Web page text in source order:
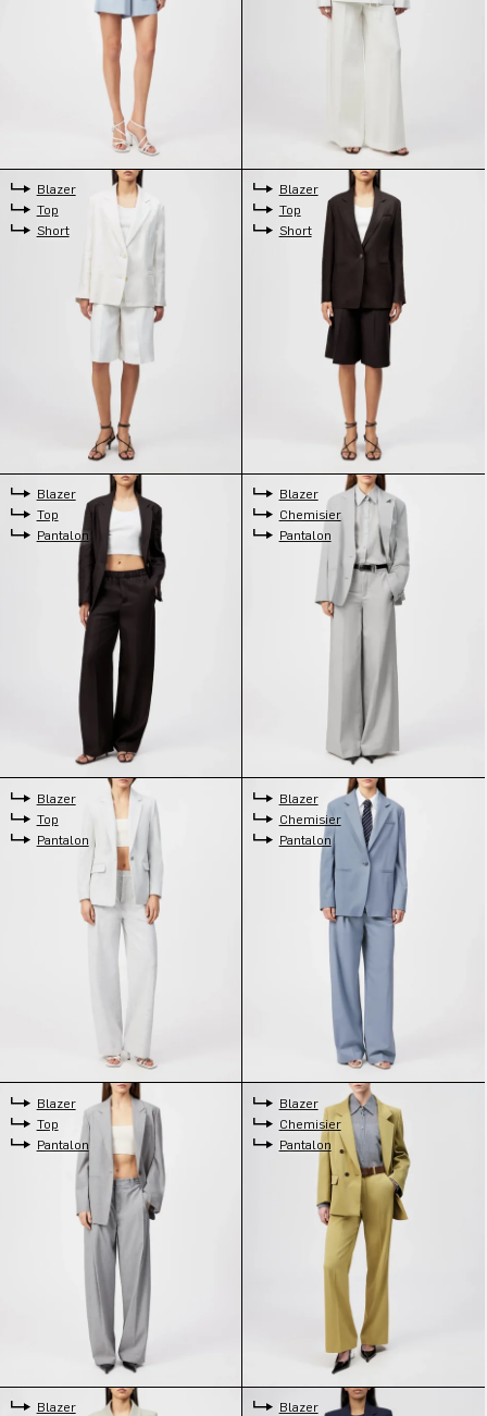
Blazer
Top
Short
Blazer
Top
Short
Blazer
Top
Pantalon
Blazer
Chemisier
Pantalon
Blazer
Top
Pantalon
Blazer
Chemisier
Pantalon
Blazer
Top
Pantalon
Blazer
Chemisier
Pantalon
Blazer Blazer